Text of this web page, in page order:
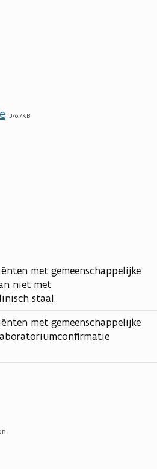
376.7KB
met gemeenschappelijke
niet met
staal
met gemeenschappelijke